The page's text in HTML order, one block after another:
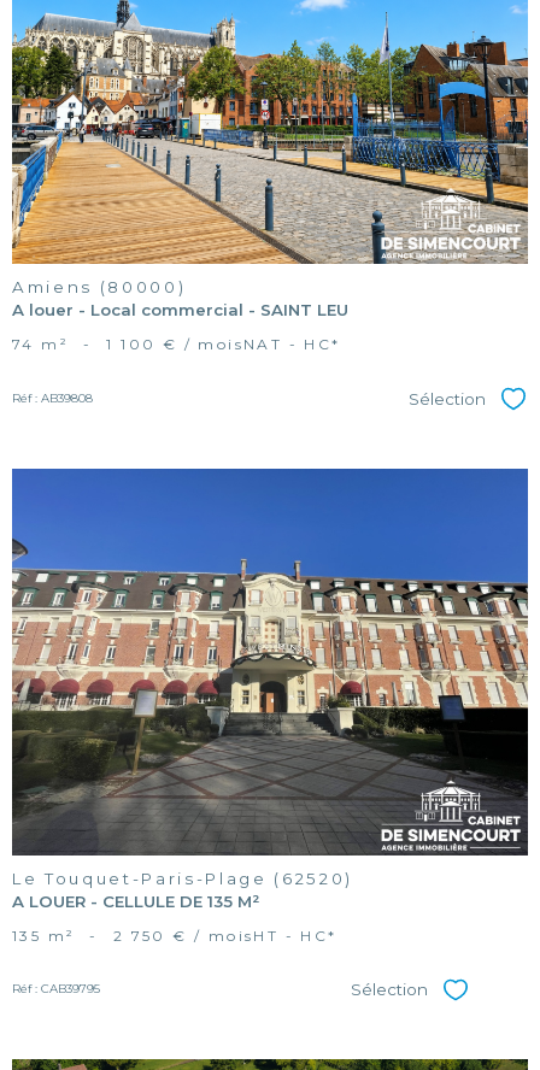
voir le
bien
Amiens (80000)
A louer - Local commercial - SAINT LEU
74 m² - 1 100 € / mois NAT - HC*
Réf : AB39808 Sélection
voir le
bien
Le Touquet-Paris-Plage (62520)
A LOUER - CELLULE DE 135 M²
135 m² - 2 750 € / mois HT - HC*
Réf : CAB39795 Sélection Sélectionner